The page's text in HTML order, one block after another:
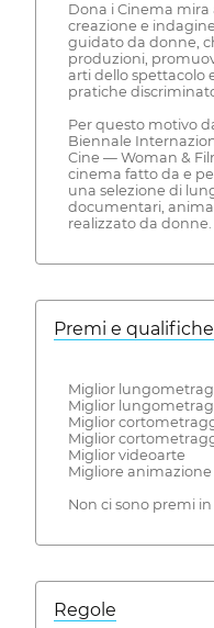
Dona i Cinema mira
creazione e
guidato da donne,
produzioni,
arti dello spettacolo
pratiche
Per questo motivo
Biennale
Cine — Woman &
cinema fatto da e
una selezione di
documentari,
realizzato da donne.
Premi e qualifiche
Miglior
Miglior
Miglior
Miglior
Miglior videoarte
Migliore animazione
Non ci sono premi
Regole